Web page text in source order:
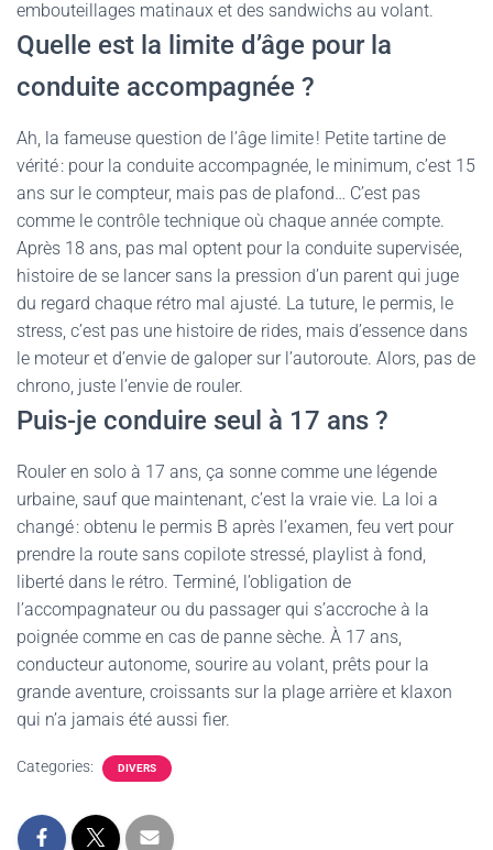
embouteillages matinaux et des sandwichs au volant.
Quelle est la limite d’âge pour la
conduite accompagnée ?
Ah, la fameuse question de l’âge limite ! Petite tartine de
vérité : pour la conduite accompagnée, le minimum, c’est 15
ans sur le compteur, mais pas de plafond… C’est pas
comme le contrôle technique où chaque année compte.
Après 18 ans, pas mal optent pour la conduite supervisée,
histoire de se lancer sans la pression d’un parent qui juge
du regard chaque rétro mal ajusté. La tuture, le permis, le
stress, c’est pas une histoire de rides, mais d’essence dans
le moteur et d’envie de galoper sur l’autoroute. Alors, pas de
chrono, juste l’envie de rouler.
Puis-je conduire seul à 17 ans ?
Rouler en solo à 17 ans, ça sonne comme une légende
urbaine, sauf que maintenant, c’est la vraie vie. La loi a
changé : obtenu le permis B après l’examen, feu vert pour
prendre la route sans copilote stressé, playlist à fond,
liberté dans le rétro. Terminé, l’obligation de
l’accompagnateur ou du passager qui s’accroche à la
poignée comme en cas de panne sèche. À 17 ans,
conducteur autonome, sourire au volant, prêts pour la
grande aventure, croissants sur la plage arrière et klaxon
qui n’a jamais été aussi fier.
Categories: DIVERS